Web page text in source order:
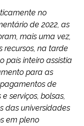
no
de 2022, as
mais uma vez,
recursos, na tarde
país inteiro assistia
para as
de
serviços, bolsas,
das universidades
em pleno